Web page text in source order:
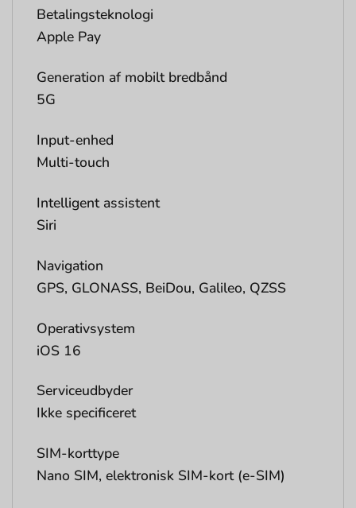
Betalingsteknologi
Apple Pay
Generation af mobilt bredbånd
5G
Input-enhed
Multi-touch
Intelligent assistent
Siri
Navigation
GPS, GLONASS, BeiDou, Galileo, QZSS
Operativsystem
iOS 16
Serviceudbyder
Ikke specificeret
SIM-korttype
Nano SIM, elektronisk SIM-kort (e-SIM)